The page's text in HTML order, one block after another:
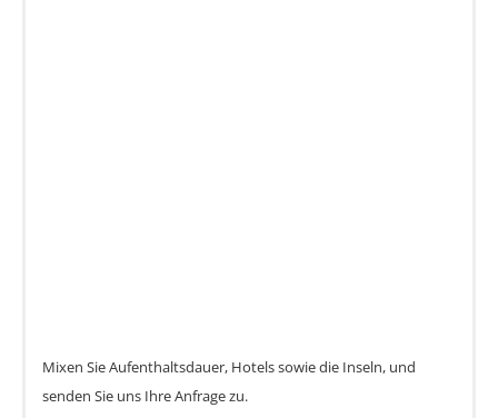
Mixen Sie Aufenthaltsdauer, Hotels sowie die Inseln, und
senden Sie uns Ihre Anfrage zu.